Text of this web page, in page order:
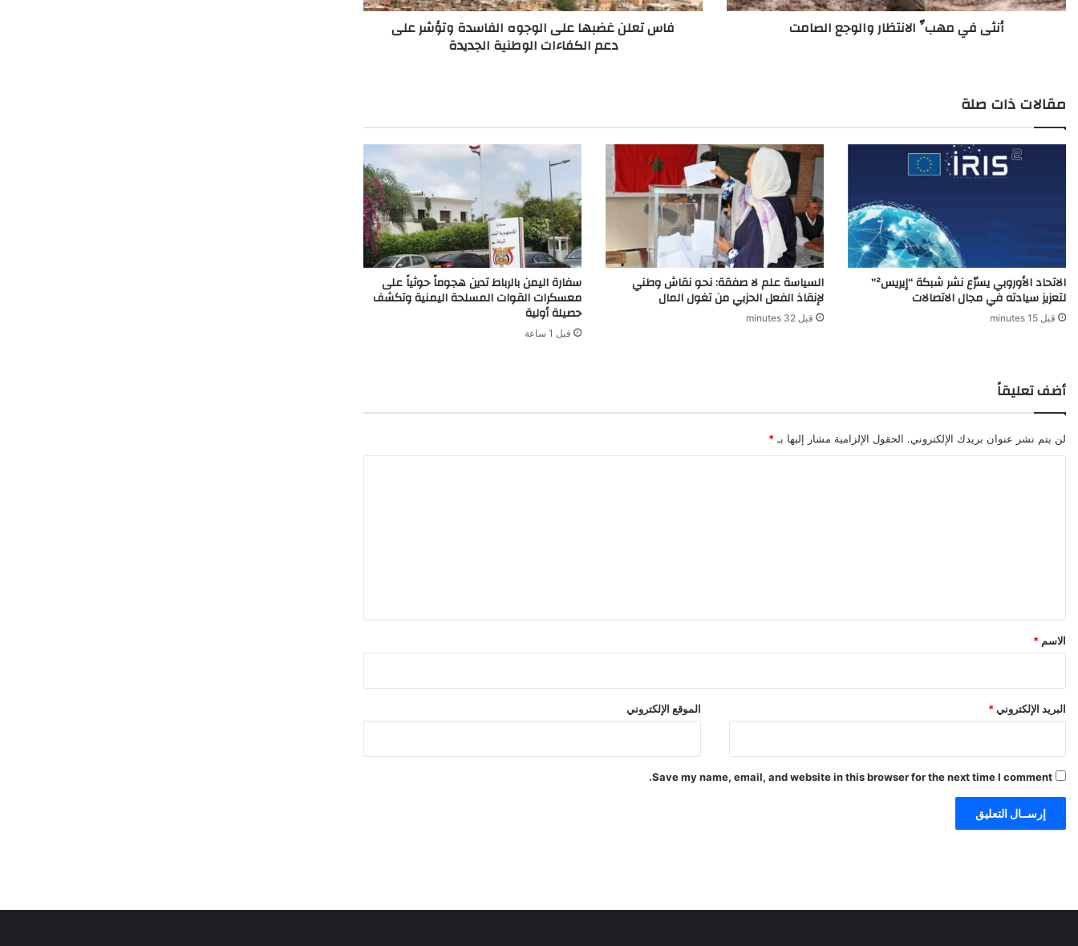
أنثى في مهبِّ الانتظار والوجع الصامت
دعم
الكفاءاتفاس تعلن غضبها على الوجوه الفاسدة وتؤشر على
دعم الكفاءات الوطنية الجديدة
مقالات ذات صلة
الاتحاد الأوروبي يسرّع نشر شبكة “إيريس²”
لتعزيز سيادته في مجال الاتصالات
قبل 15 minutes
السياسة علم لا صفقة: نحو نقاش وطني
لإنقاذ الفعل الحزبي من تغول المال
قبل 32 minutes
سفارة اليمن بالرباط تدين هجوماً حوثياً على
معسكرات القوات المسلحة اليمنية وتكشف
حصيلة أولية
قبل 1 ساعة
أضف تعليقاً
لن يتم نشر عنوان بريدك الإلكتروني. الحقول الإلزامية مشار إليها بـ *
*
الاسم *
البريد الإلكتروني* الموقع الإلكتروني
Save my name, email, and website in this browser for the next time I comment.